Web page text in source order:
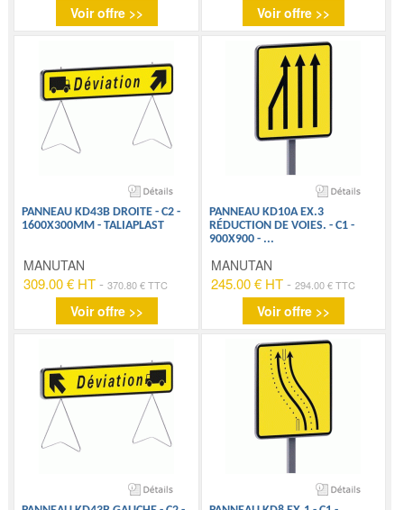
Voir offre >> Voir offre >>
PANNEAU KD43B DROITE - C2 -
1600X300MM - TALIAPLAST
MANUTAN
309.00 € HT -370.80 € TTC
Voir offre >>
PANNEAU KD10A EX.3
RÉDUCTION DE VOIES. - C1 -
900X900 - ...
MANUTAN
245.00 € HT- 294.00 € TTC
Voir offre >>